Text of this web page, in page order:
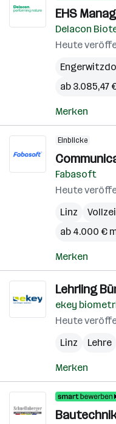
EHS
Delacon
Heute
ab 3.085,47
Merken
Einblicke
Fabasoft
Heute
Linz
ab 4.000 €
Merken
Lehrling
ekey
Heute
Linz
Lehre
Merken